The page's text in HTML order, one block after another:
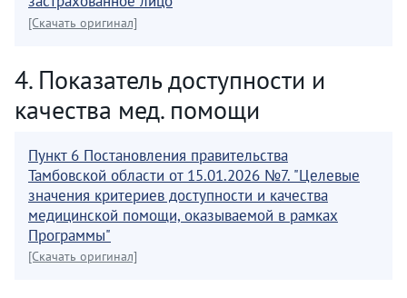
[Скачать оригинал]
4. Показатель доступности и
качества мед. помощи
Пункт 6 Постановления правительства
Тамбовской области от 15.01.2026 №7. "Целевые
значения критериев доступности и качества
медицинской помощи, оказываемой в рамках
Программы"
[Скачать оригинал]